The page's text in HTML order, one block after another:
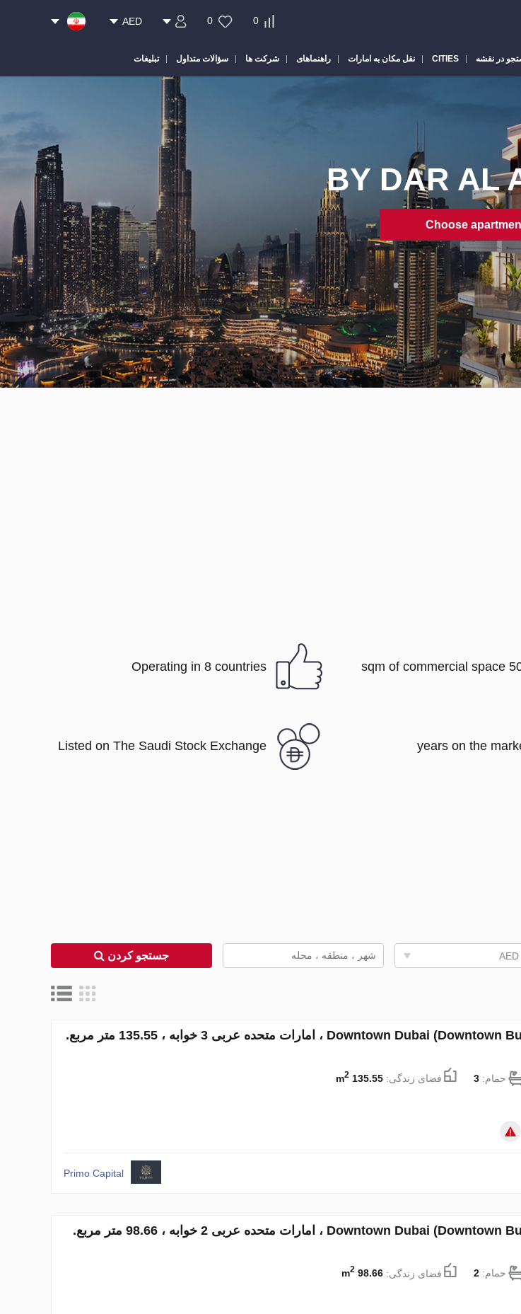
0
0
AED
در نقشه CITIES نقل مکان به امارات راهنماهای شرکت ها سؤالات متداول تبلیغات
BY DAR AL
Choose
Operating in 8 countries
Listed on The Saudi Stock Exchange
جستجو کردن
آپارتمان در Downtown Dubai (Downtown Burj Dubai)، Dubai ، امارات متحده عربی 3 خوابه ، 135.55 متر مربع.
حمام:3 فضای زندگی:135.55 m
2
Primo Capital
آپارتمان در Downtown Dubai (Downtown Burj Dubai)، Dubai ، امارات متحده عربی 2 خوابه ، 98.66 متر مربع.
حمام:2 فضای زندگی:98.66 m
2